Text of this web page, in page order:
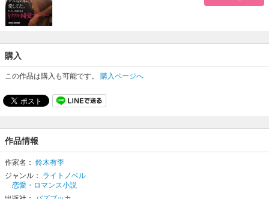
購入
この作品は購入も可能です。 購入ページへ
作品情報
作家名： 鈴木有李
ジャンル： ライトノベル
恋愛・ロマンス小説